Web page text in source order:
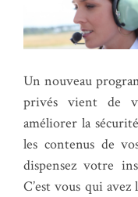
Un nouveau
privés vient de
améliorer la
les contenus de
dispensez votre
C’est vous qui